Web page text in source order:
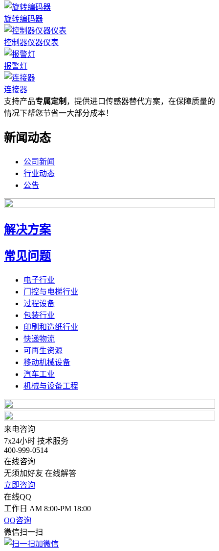
旋转编码器
控制器仪器仪表
报警灯
连接器
支持产品专属定制 ，提供进口传感器替代方案，在保障质量的
情况下帮您节省一大部分成本！
新闻动态
公司新闻
行业动态
公告
解决方案
常见问题
电子行业
门控与电梯行业
过程设备
包装行业
印刷和造纸行业
快递物流
可再生资源
移动机械设备
汽车工业
机械与设备工程
来电咨询
7x24小时 技术服务
400-999-0514
在线咨询
无须加好友 在线解答
立即咨询
在线QQ
工作日 AM 8:00-PM 18:00
QQ咨询
微信扫一扫